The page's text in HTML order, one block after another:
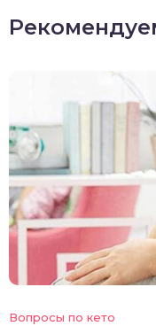
Вопросы по кето